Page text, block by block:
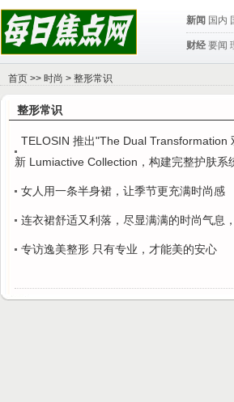
新闻 国内
财经 要闻
首页 >> 时尚 > 整形常识
整形常识
TELOSIN 推出"The Dual Transformation
新 Lumiactive Collection，构建完整护肤系
女人用一条半身裙，让季节更充满时尚感
连衣裙舒适又利落，尽显满满的时尚气息
专访逸美整形 只有专业，才能美的安心